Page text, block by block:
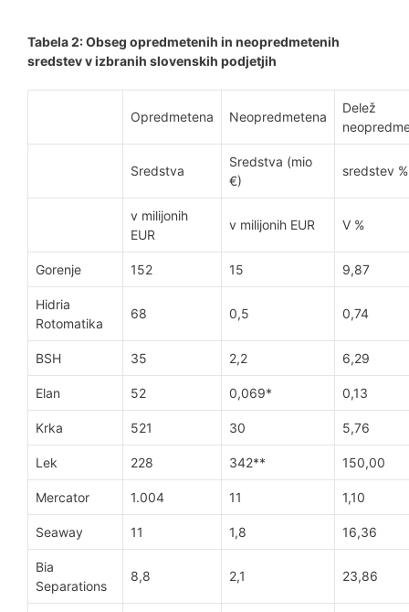
Tabela 2: Obseg opredmetenih in neopredmetenih
sredstev v izbranih slovenskih podjetjih
Opredmetena Neopredmetena
Delež
Sredstva
Sredstva (mio
€)
sredstev %
v milijonih
EUR
v milijonih EUR V %
Gorenje 152 15 9,87
Hidria
Rotomatika
68 0,5 0,74
BSH 35 2,2 6,29
Elan 52 0,069* 0,13
Krka 521 30 5,76
Lek 228 342** 150,00
Mercator 1.004 11 1,10
Seaway 11 1,8 16,36
Bia
Separations
8,8 2,1 23,86